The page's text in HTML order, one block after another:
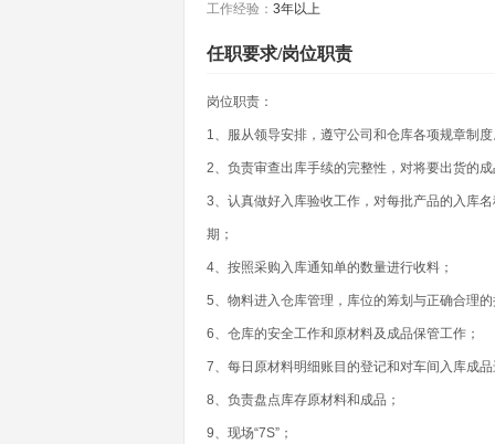
工作经验： 3年以上
任职要求/岗位职责
岗位职责：
1、服从领导安排，遵守公司和仓库各项规章制度
2、负责审查出库手续的完整性，对将要出货的
3、认真做好入库验收工作，对每批产品的入库
期；
4、按照采购入库通知单的数量进行收料；
5、物料进入仓库管理，库位的筹划与正确合理的
6、仓库的安全工作和原材料及成品保管工作；
7、每日原材料明细账目的登记和对车间入库成品
8、负责盘点库存原材料和成品；
9、现场“7S”；